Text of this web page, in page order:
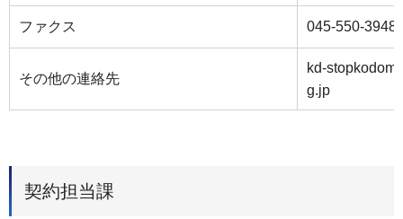
ファクス 045-550-3948
その他の連絡先
kd-
g.jp
契約担当課